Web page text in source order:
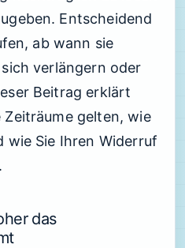
Entscheidend
ab wann sie
verlängern oder
Beitrag erklärt
gelten, wie
wie Sie Ihren Widerruf
das